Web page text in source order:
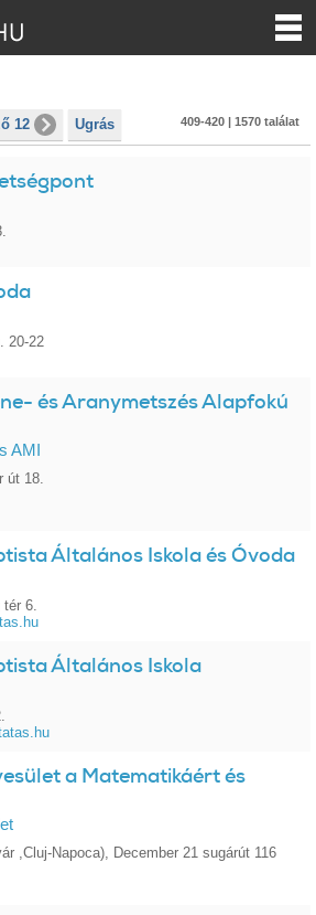
12 Ugrás 409-420 | 1570 találat
20-22
és Aranymetszés Alapfokú
AMI
út 18.
Általános Iskola és Óvoda
tér 6.
Általános Iskola
a Matematikáért és
,Cluj-Napoca), December 21 sugárút 116